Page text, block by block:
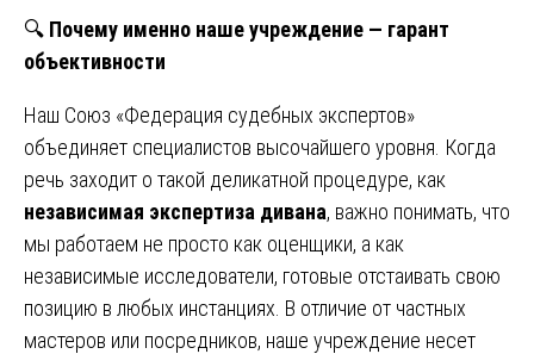
🔍 Почему именно наше учреждение — гарант
объективности
Наш Союз «Федерация судебных экспертов»
объединяет специалистов высочайшего уровня. Когда
речь заходит о такой деликатной процедуре, как
независимая экспертиза дивана, важно понимать, что
мы работаем не просто как оценщики, а как
независимые исследователи, готовые отстаивать свою
позицию в любых инстанциях. В отличие от частных
мастеров или посредников, наше учреждение несет